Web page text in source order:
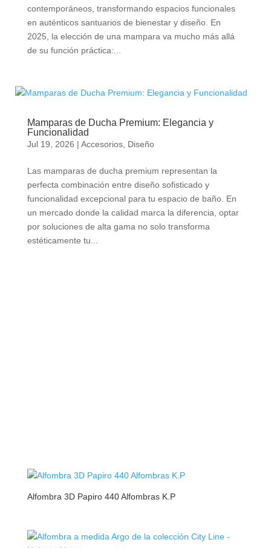
contemporáneos, transformando espacios funcionales
en auténticos santuarios de bienestar y diseño. En
2025, la elección de una mampara va mucho más allá
de su función práctica:...
Mamparas de Ducha Premium: Elegancia y
Funcionalidad
Jul 19, 2026 | Accesorios, Diseño
Las mamparas de ducha premium representan la
perfecta combinación entre diseño sofisticado y
funcionalidad excepcional para tu espacio de baño. En
un mercado donde la calidad marca la diferencia, optar
por soluciones de alta gama no solo transforma
estéticamente tu...
Alfombra 3D Papiro 440 Alfombras K.P